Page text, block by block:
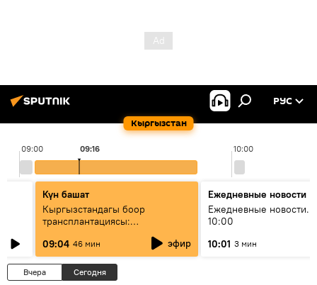
Кыргызстан
РУС
09:00 10:00
09:16
Күн башат
Кыргызстандагы боор
трансплантациясы:
жетишкендиктер жана өнүгүү
келечеги
09:04 46 мин эфир
Ежедневные новости
Ежедневные новости.
10:00
10:01 3 мин
Вчера Сегодня